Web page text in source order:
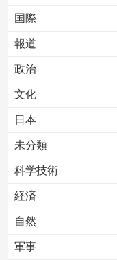
国際
報道
政治
文化
日本
未分類
科学技術
経済
自然
軍事